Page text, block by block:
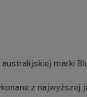
marki
z najwyższej